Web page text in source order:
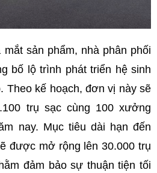
sản phẩm, nhà phân phối
bố lộ trình phát triển hệ sinh
Theo kế hoạch, đơn vị này sẽ
trụ sạc cùng 100 xưởng
nay. Mục tiêu dài hạn đến
được mở rộng lên 30.000 trụ
đảm bảo sự thuận tiện tối